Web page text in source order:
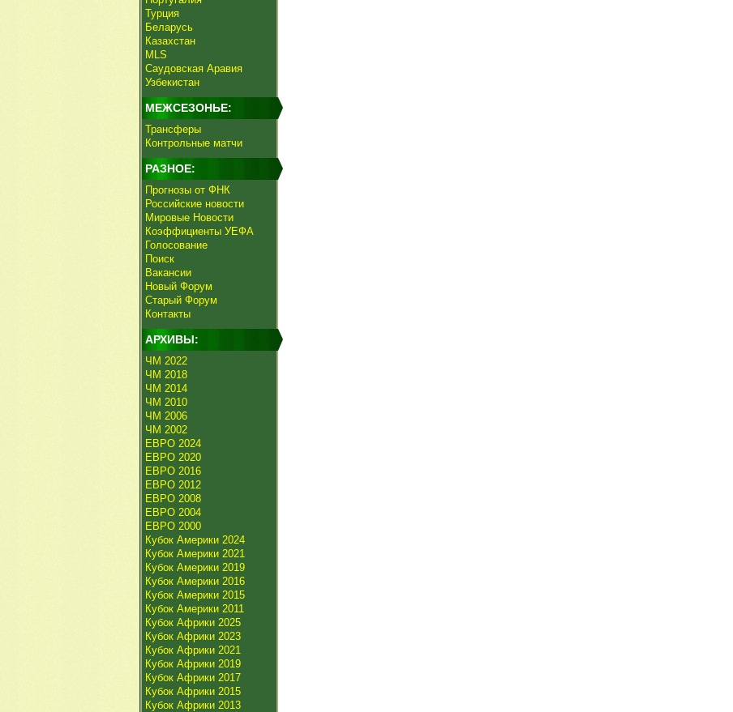
Турция
Беларусь
Казахстан
MLS
Саудовская Аравия
Узбекистан
МЕЖСЕЗОНЬЕ:
Трансферы
Контрольные матчи
РАЗНОЕ:
Прогнозы от ФНК
Российские новости
Мировые Новости
Коэффициенты УЕФА
Голосование
Поиск
Вакансии
Новый Форум
Старый Форум
Контакты
АРХИВЫ:
ЧМ 2022
ЧМ 2018
ЧМ 2014
ЧМ 2010
ЧМ 2006
ЧМ 2002
ЕВРО 2024
ЕВРО 2020
ЕВРО 2016
ЕВРО 2012
ЕВРО 2008
ЕВРО 2004
ЕВРО 2000
Кубок Америки 2024
Кубок Америки 2021
Кубок Америки 2019
Кубок Америки 2016
Кубок Америки 2015
Кубок Америки 2011
Кубок Африки 2025
Кубок Африки 2023
Кубок Африки 2021
Кубок Африки 2019
Кубок Африки 2017
Кубок Африки 2015
Кубок Африки 2013